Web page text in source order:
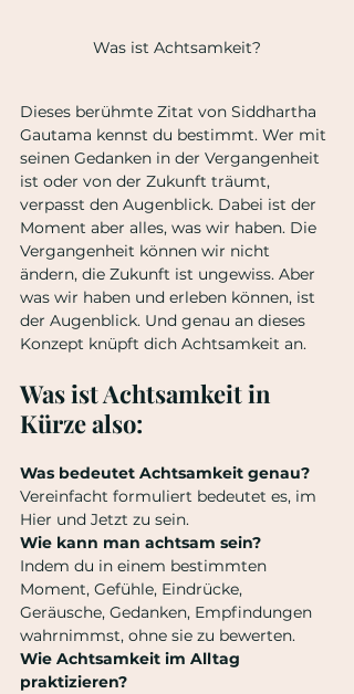
Was ist Achtsamkeit?
Dieses berühmte Zitat von Siddhartha
Gautama kennst du bestimmt. Wer mit
seinen Gedanken in der Vergangenheit
ist oder von der Zukunft träumt,
verpasst den Augenblick. Dabei ist der
Moment aber alles, was wir haben. Die
Vergangenheit können wir nicht
ändern, die Zukunft ist ungewiss. Aber
was wir haben und erleben können, ist
der Augenblick. Und genau an dieses
Konzept knüpft dich Achtsamkeit an.
Was ist Achtsamkeit in
Kürze also:
Was bedeutet Achtsamkeit genau?
Vereinfacht formuliert bedeutet es, im
Hier und Jetzt zu sein.
Wie kann man achtsam sein?
Indem du in einem bestimmten
Moment, Gefühle, Eindrücke,
Geräusche, Gedanken, Empfindungen
wahrnimmst, ohne sie zu bewerten.
Wie Achtsamkeit im Alltag
praktizieren?